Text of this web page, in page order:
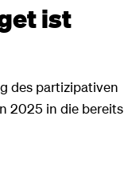
ist
des partizipativen
2025 in die bereits